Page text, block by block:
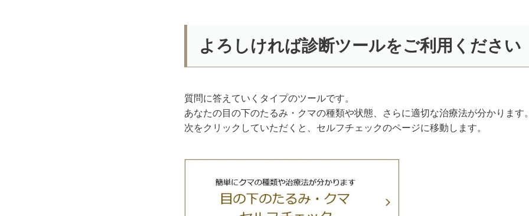
よろしければ診断ツールをご利用ください
質問に答えていくタイプのツールです。
あなたの目の下のたるみ・クマの種類や状態、さらに適切な治療法が分かります
次をクリックしていただくと、セルフチェックのページに移動します。